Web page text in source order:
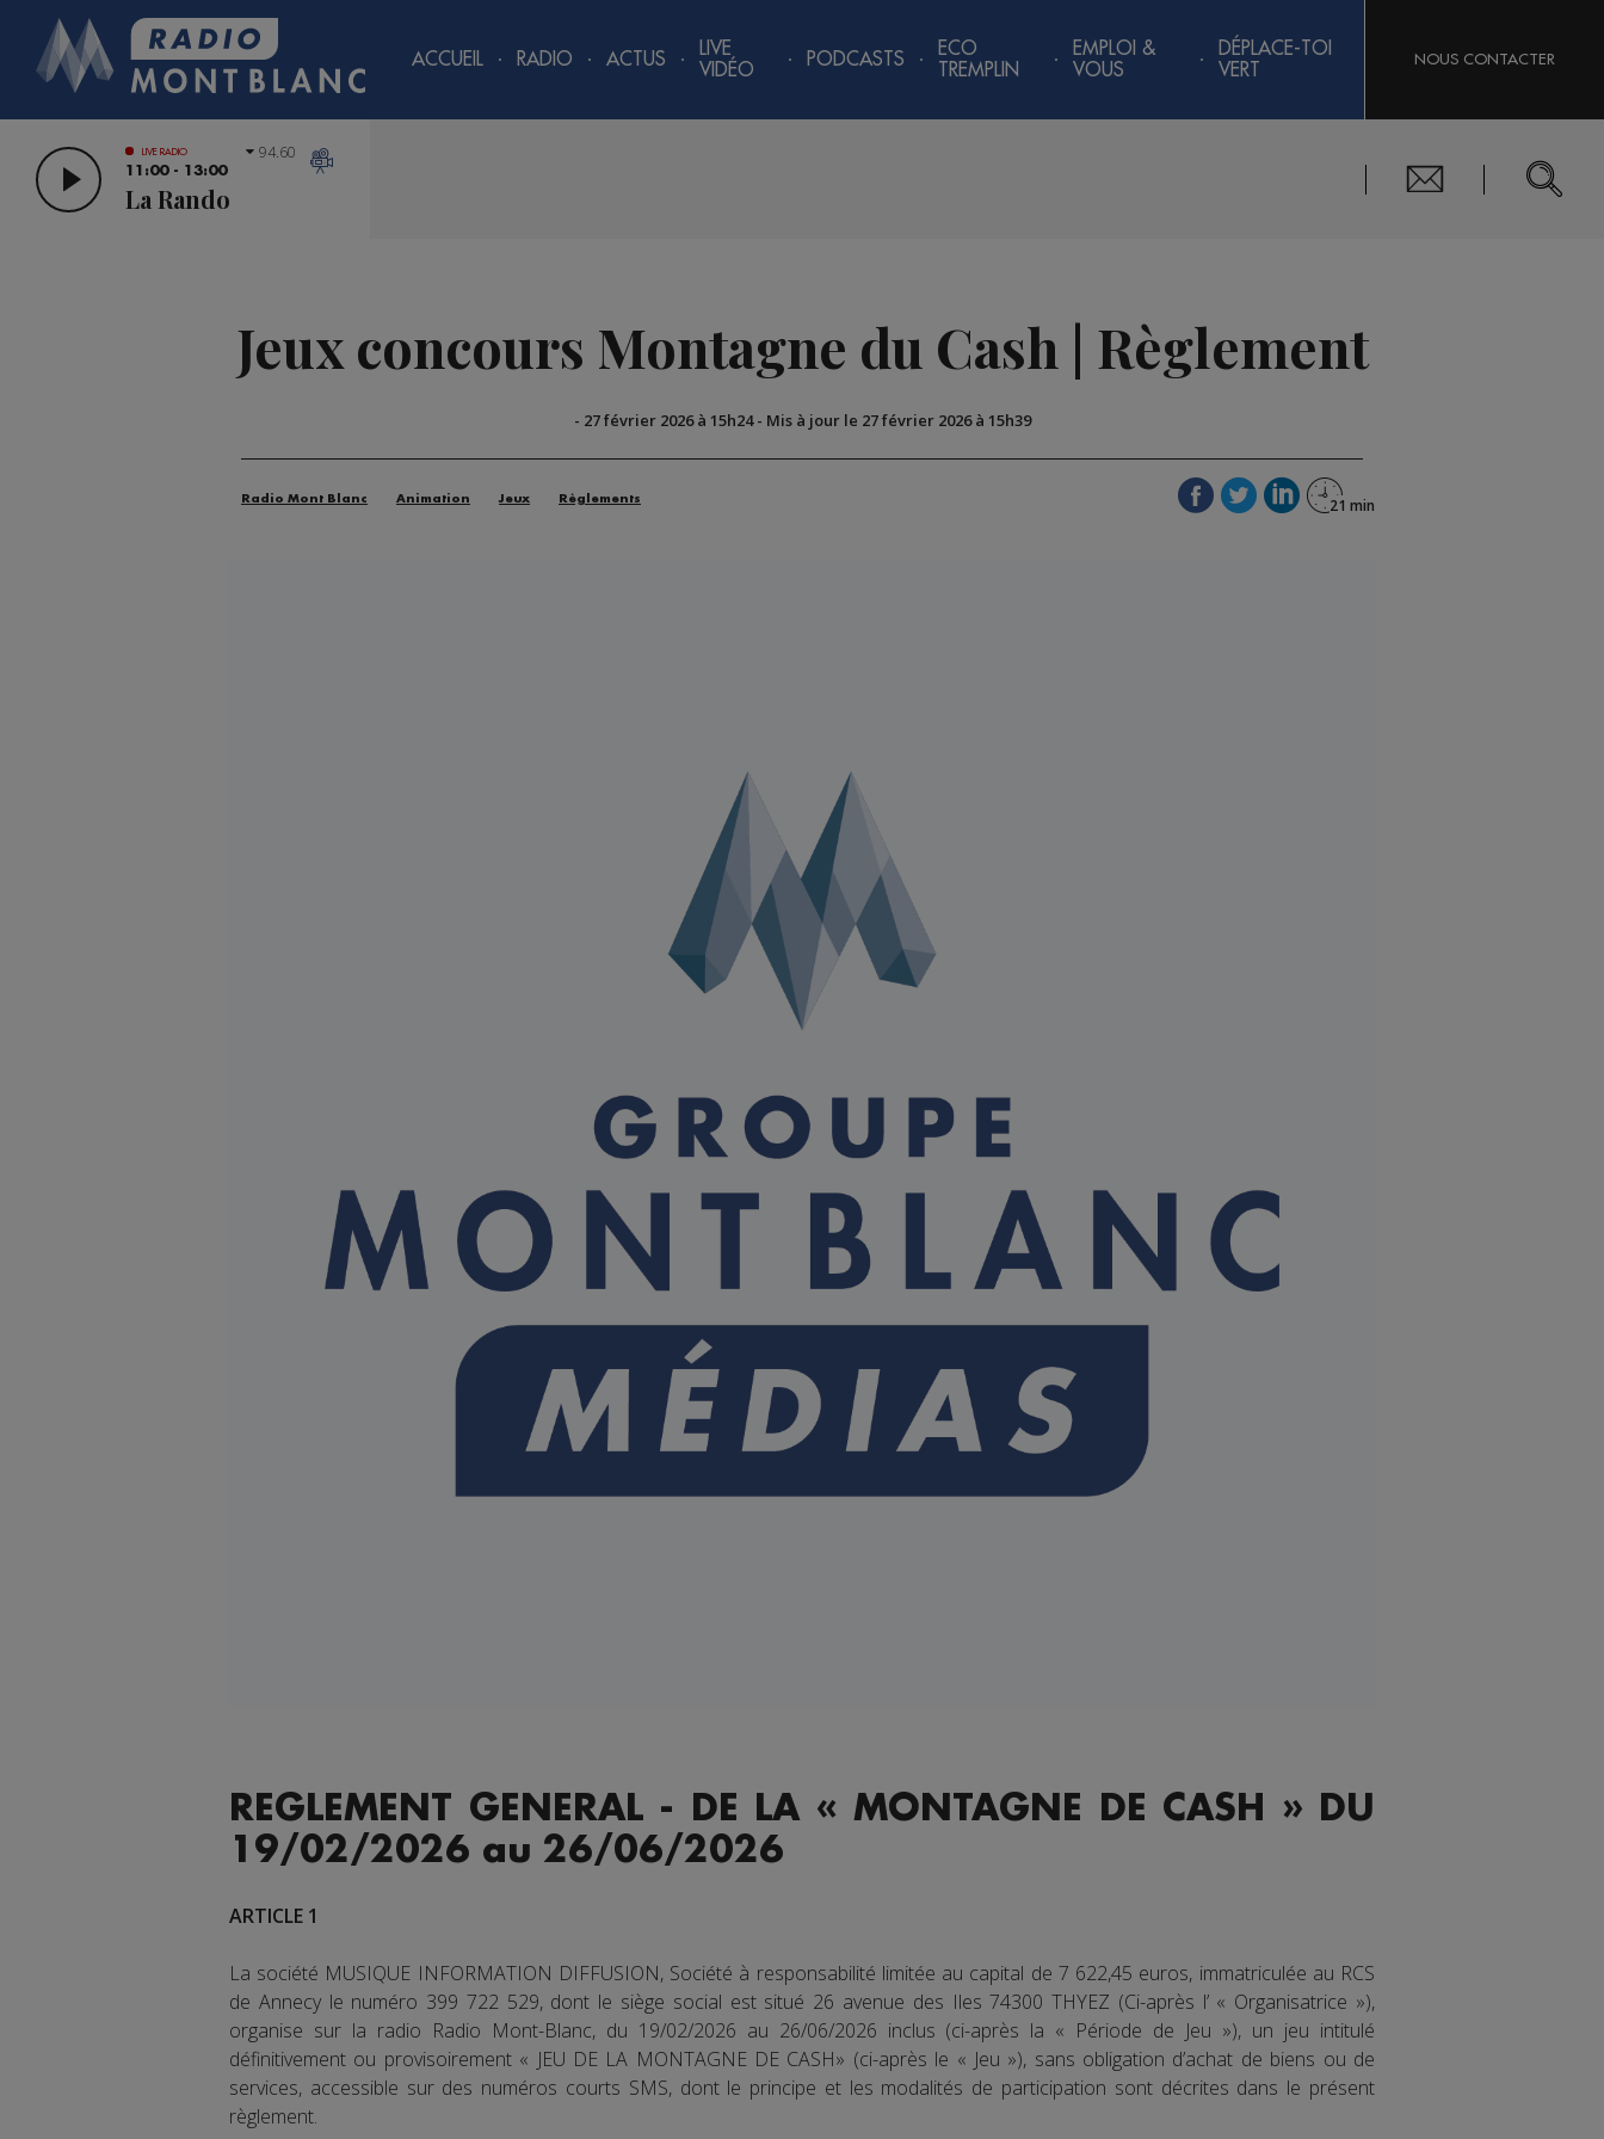
ACCUEIL RADIO ACTUS
LIVE
VIDÉO
PODCASTS
ECO
TREMPLIN
EMPLOI &
VOUS
DÉPLACE-TOI
VERT
NOUS CONTACTER
LIVE RADIO
11:00 - 13:00
La Rando
94.60
Jeux concours Montagne du Cash | Règlement
- 27 février 2026 à 15h24- Mis à jour le 27 février 2026 à 15h39
Radio Mont Blanc Animation Jeux Règlements
REGLEMENT GENERAL - DE LA « MONTAGNE DE CASH » DU
19/02/2026 au 26/06/2026
ARTICLE 1
La société MUSIQUE INFORMATION DIFFUSION, Société à responsabilité limitée au capital de 7 622,45 euros, immatriculée au RCS
de Annecy le numéro 399 722 529, dont le siège social est situé 26 avenue des Iles 74300 THYEZ (Ci-après l’ « Organisatrice »),
organise sur la radio Radio Mont-Blanc, du 19/02/2026 au 26/06/2026 inclus (ci-après la « Période de Jeu »), un jeu intitulé
définitivement ou provisoirement « JEU DE LA MONTAGNE DE CASH» (ci-après le « Jeu »), sans obligation d’achat de biens ou de
services, accessible sur des numéros courts SMS, dont le principe et les modalités de participation sont décrites dans le présent
règlement.